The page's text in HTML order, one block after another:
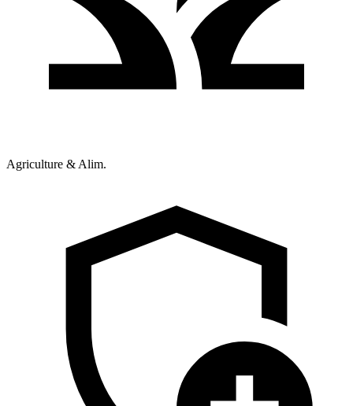
Agriculture & Alim.